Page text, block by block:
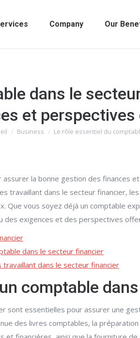
Company Our
dans le
et perspectives
êtes ici :
Business Le rôle essentiel du
la bonne gestion des finances
travaillant dans le secteur financier,
vous soyez déjà un comptable
exigences et des perspectives
dans le secteur financier
dans le secteur financier
comptable
sont essentielles pour assurer une
des livres comptables, la